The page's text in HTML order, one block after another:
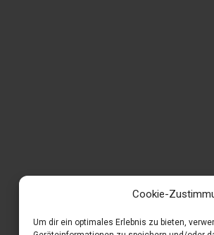
Cookie-
Um dir ein optimales Erlebnis zu bieten,